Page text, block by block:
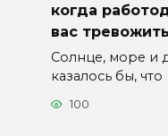
когда
вас тревожить
Солнце, море и
казалось бы, что
100